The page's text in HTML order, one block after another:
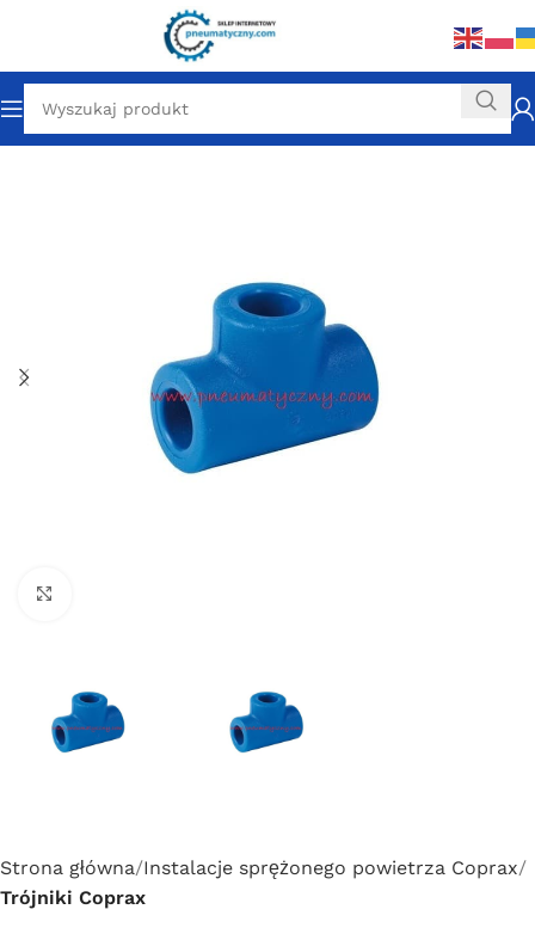
Strona główna Instalacje sprężonego powietrza Coprax
Trójniki Coprax